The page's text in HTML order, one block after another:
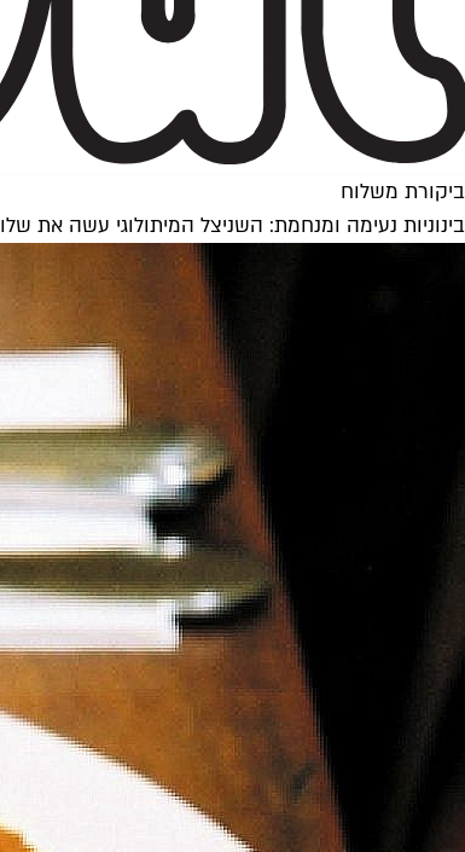
ביקורת משלוח
בינוניות נעימה ומנחמת: השניצל המיתולוגי עשה את שלו